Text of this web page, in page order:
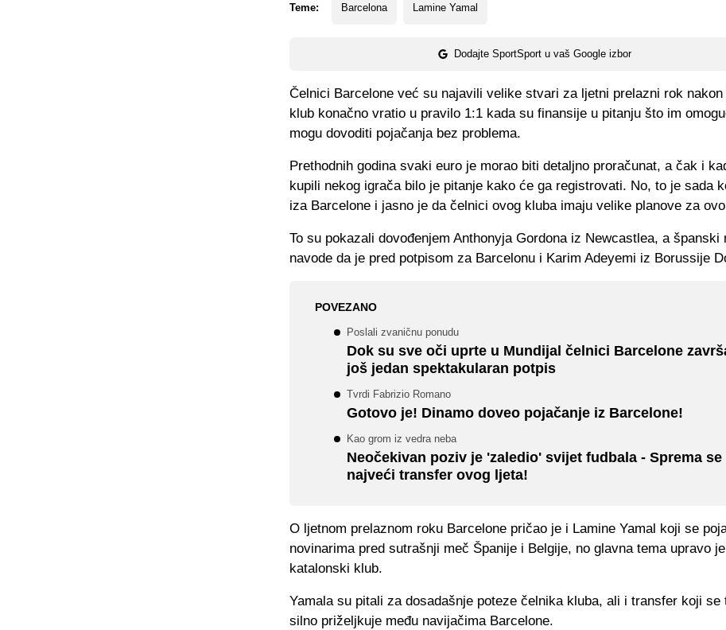
Teme: Barcelona Lamine Yamal
Dodajte SportSport u vaš Google izbor
Čelnici Barcelone već su najavili velike stvari za ljetni prelazni rok
klub konačno vratio u pravilo 1:1 kada su finansije u pitanju što im
mogu dovoditi pojačanja bez problema.
Prethodnih godina svaki euro je morao biti detaljno proračunat, a čak i
kupili nekog igrača bilo je pitanje kako će ga registrovati. No, to je sada
iza Barcelone i jasno je da čelnici ovog kluba imaju velike planove za
To su pokazali dovođenjem Anthonyja Gordona iz Newcastlea, a španski
navode da je pred potpisom za Barcelonu i Karim Adeyemi iz Borussije
POVEZANO
Poslali zvaničnu ponudu
Dok su sve oči uprte u Mundijal čelnici Barcelone
još jedan spektakularan potpis
Tvrdi Fabrizio Romano
Gotovo je! Dinamo doveo pojačanje iz Barcelone!
Kao grom iz vedra neba
Neočekivan poziv je 'zaledio' svijet fudbala - Sprema se
najveći transfer ovog ljeta!
O ljetnom prelaznom roku Barcelone pričao je i Lamine Yamal koji se
novinarima pred sutrašnji meč Španije i Belgije, no glavna tema upravo
katalonski klub.
Yamala su pitali za dosadašnje poteze čelnika kluba, ali i transfer koji se
silno priželjkuje među navijačima Barcelone.